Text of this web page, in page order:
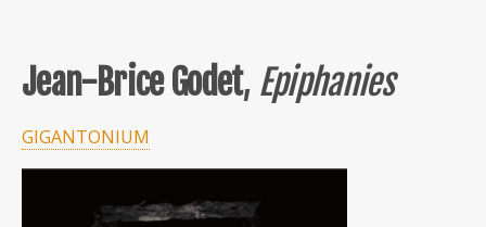
Jean-Brice Godet, Epiphanies
GIGANTONIUM